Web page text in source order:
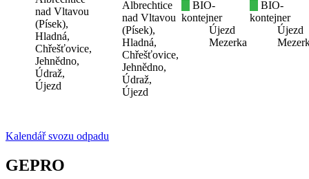
nad Vltavou
(Písek),
Hladná,
Chřešťovice,
Jehnědno,
Údraž,
Újezd
Albrechtice
nad Vltavou
(Písek),
Hladná,
Chřešťovice,
Jehnědno,
Údraž,
Újezd
BIO-
kontejner
Újezd
Mezerka
BIO-
kontejner
Újezd
Kalendář svozu odpadu
GEPRO